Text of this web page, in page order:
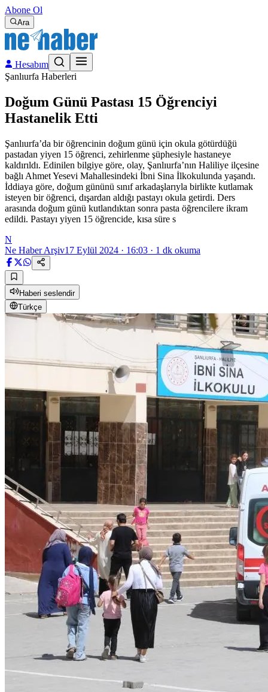
Abone Ol
Ara
Hesabım
Şanlıurfa Haberleri
Doğum Günü Pastası 15 Öğrenciyi
Hastanelik Etti
Şanlıurfa’da bir öğrencinin doğum günü için okula götürdüğü
pastadan yiyen 15 öğrenci, zehirlenme şüphesiyle hastaneye
kaldırıldı. Edinilen bilgiye göre, olay, Şanlıurfa’nın Haliliye ilçesine
bağlı Ahmet Yesevi Mahallesindeki İbni Sina İlkokulunda yaşandı.
İddiaya göre, doğum gününü sınıf arkadaşlarıyla birlikte kutlamak
isteyen bir öğrenci, dışardan aldığı pastayı okula getirdi. Ders
arasında doğum günü kutlandıktan sonra pasta öğrencilere ikram
edildi. Pastayı yiyen 15 öğrencide, kısa süre s
N
Ne Haber Arşiv17 Eylül 2024 · 16:03 · 1 dk okuma
Haberi seslendir
Türkçe